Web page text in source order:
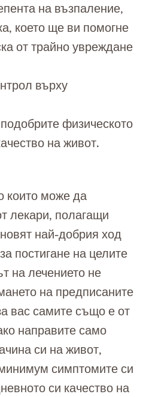
на възпаление,
което ще ви помогне
от трайно увреждане
върху
физическото
на живот.
които може да
лекари, полагащи
най-добрия ход
постигане на целите
на лечението не
на предписаните
вас самите също е от
направите само
си на живот,
симптомите си
си качество на